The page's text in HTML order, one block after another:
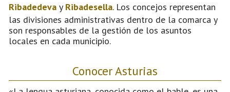
Ribadedeva y Ribadesella. Los concejos representan
las divisiones administrativas dentro de la comarca y
son responsables de la gestión de los asuntos
locales en cada municipio.
Conocer Asturias